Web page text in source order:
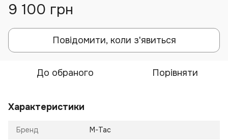
9 100 грн
Повідомити, коли з'явиться
До обраного Порівняти
Характеристики
Бренд M-Tac